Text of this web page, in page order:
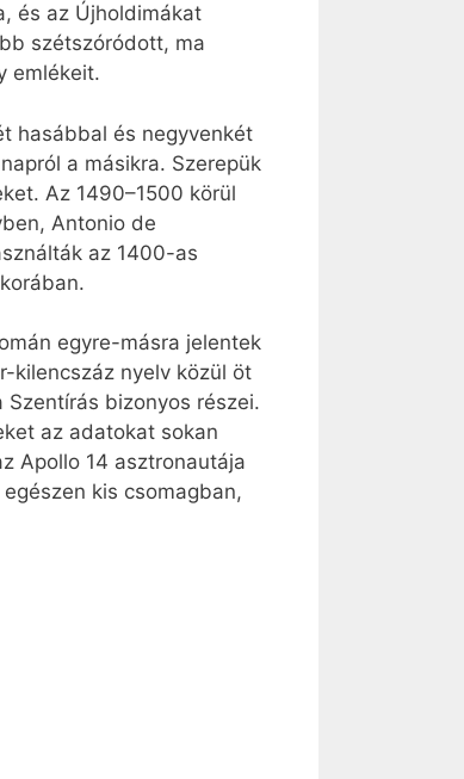
és az Újholdimákat
szétszóródott, ma
emlékeit.
hasábbal és negyvenkét
a másikra. Szerepük
Az 1490–1500 körül
Antonio de
az 1400-as
egyre-másra jelentek
kilencszáz nyelv közül öt
bizonyos részei.
az adatokat sokan
Apollo 14 asztronautája
kis csomagban,